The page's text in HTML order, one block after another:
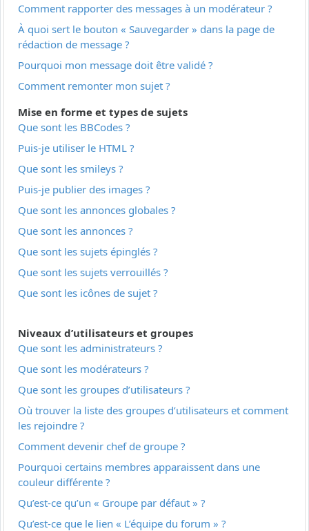
Comment rapporter des messages à un modérateur ?
À quoi sert le bouton « Sauvegarder » dans la page de
rédaction de message ?
Pourquoi mon message doit être validé ?
Comment remonter mon sujet ?
Mise en forme et types de sujets
Que sont les BBCodes ?
Puis-je utiliser le HTML ?
Que sont les smileys ?
Puis-je publier des images ?
Que sont les annonces globales ?
Que sont les annonces ?
Que sont les sujets épinglés ?
Que sont les sujets verrouillés ?
Que sont les icônes de sujet ?
Niveaux d’utilisateurs et groupes
Que sont les administrateurs ?
Que sont les modérateurs ?
Que sont les groupes d’utilisateurs ?
Où trouver la liste des groupes d’utilisateurs et comment
les rejoindre ?
Comment devenir chef de groupe ?
Pourquoi certains membres apparaissent dans une
couleur différente ?
Qu’est-ce qu’un « Groupe par défaut » ?
Qu’est-ce que le lien « L’équipe du forum » ?